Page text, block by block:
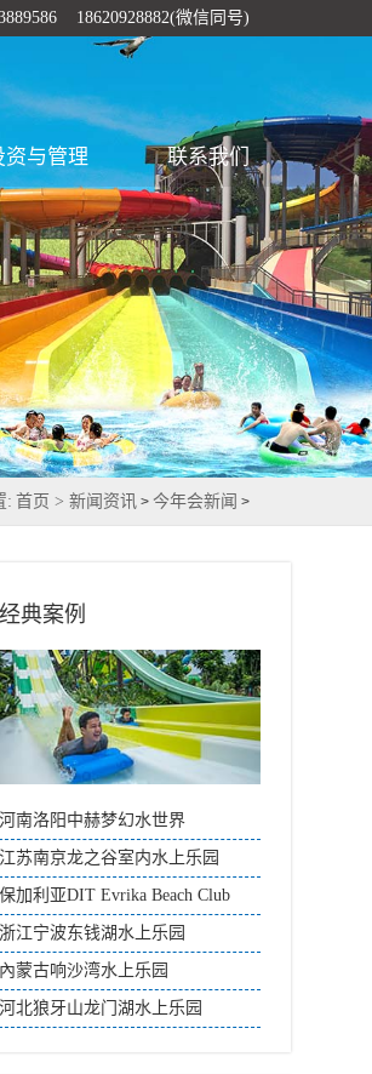
18620928882(微信同号)
资与管理 联系我们
: 首页 >新闻资讯 > 今年会新闻 >
经典案例
河南洛阳中赫梦幻水世界
江苏南京龙之谷室内水上乐园
保加利亚DIT Evrika Beach Club
浙江宁波东钱湖水上乐园
內蒙古响沙湾水上乐园
河北狼牙山龙门湖水上乐园